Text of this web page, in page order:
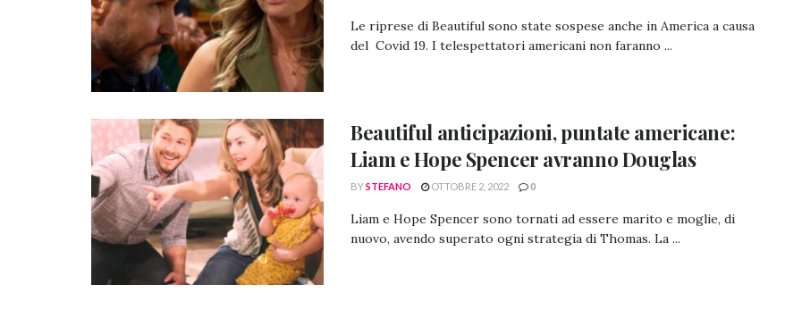
Le riprese di Beautiful sono state sospese anche in America a causa
del Covid 19. I telespettatori americani non faranno ...
Beautiful anticipazioni, puntate americane:
Liam e Hope Spencer avranno Douglas
BYSTEFANO OTTOBRE 2, 2022 0
Liam e Hope Spencer sono tornati ad essere marito e moglie, di
nuovo, avendo superato ogni strategia di Thomas. La ...